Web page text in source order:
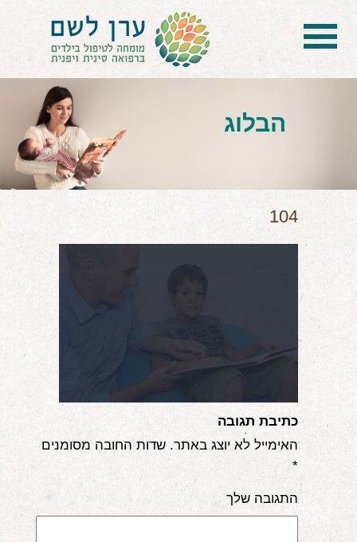
בית
הטיפול
הכל על דיקור סיני ודיקור יפני לילדים
הילד לא מפסיק להיות חולה
בעיות נשימה: קוצר, סטרידור ועוד
דלקות ונוזלים באוזניים
הבלוג
במתנה!
הבלוג
104
כתיבת תגובה
האימייל לא יוצג באתר. שדות החובה מסומנים
*
התגובה שלך